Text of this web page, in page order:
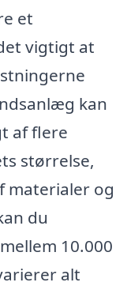
et
vigtigt at
kan
af flere
størrelse,
materialer og
du
10.000
alt